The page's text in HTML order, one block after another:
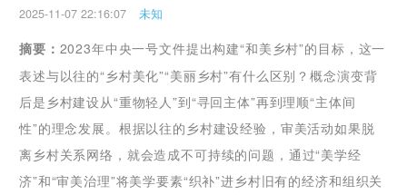
2025-11-07 22:16:07 未知
摘要： 2023年中央一号文件提出构建“和美乡村”的目标，这一
表述与以往的“乡村美化”“美丽乡村”有什么区别？概念演变背
后是乡村建设从“重物轻人”到“寻回主体”再到理顺“主体间
性”的理念发展。根据以往的乡村建设经验，审美活动如果脱
离乡村关系网络，就会造成不可持续的问题，通过“美学经
济”和“审美治理”将美学要素“织补”进乡村旧有的经济和组织关